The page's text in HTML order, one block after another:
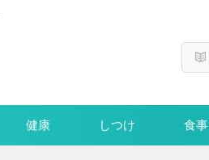
健康 しつけ 食事